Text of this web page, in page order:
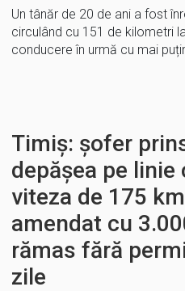
Un tânăr de 20 de ani a fost
circulând cu 151 de kilometri
conducere în urmă cu mai
Timiș: șofer
depășea pe
viteza de 175
amendat cu
rămas fără
zile